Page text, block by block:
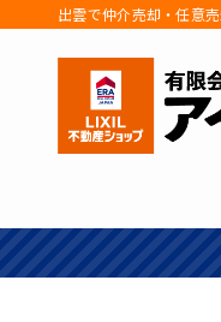
出雲で仲介売却・任意